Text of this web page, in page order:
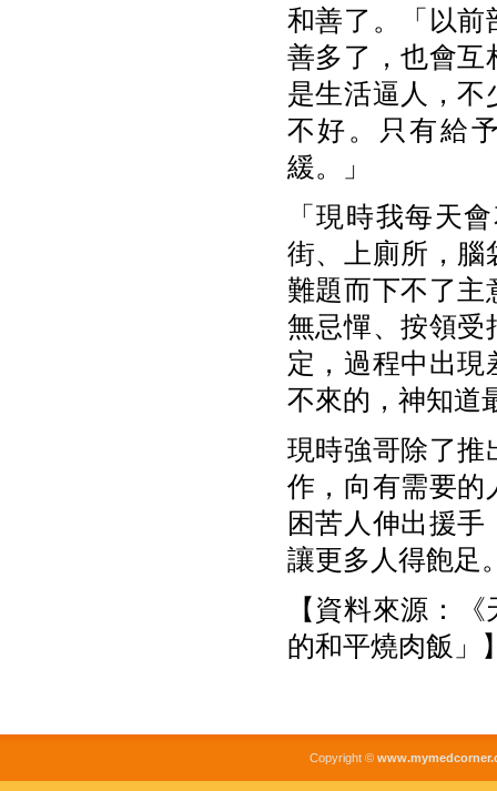
和善了。「以前
善多了，也會互
是生活逼人，不
不好。只有給
緩。」
「現時我每天
街、上廁所，腦
難題而下不了主
無忌憚、按領受
定，過程中出
不來的，神知道
現時強哥除了推
作，向有需要的
困苦人伸出援
讓更多人得飽足
【資料來源：
的和平燒肉飯」
Copyright ©